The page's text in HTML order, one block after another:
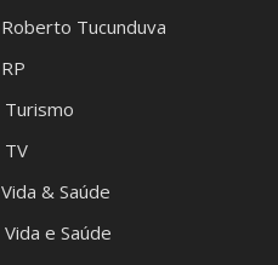
Roberto Tucunduva
RP
Turismo
TV
Vida & Saúde
Vida e Saúde